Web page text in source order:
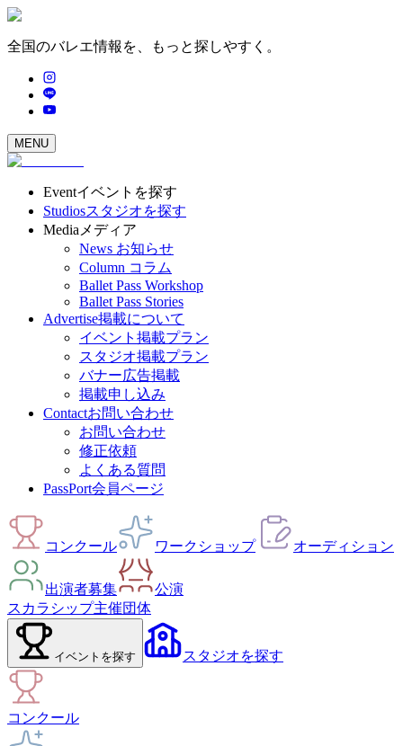
全国のバレエ情報を、もっと探しやすく。
MENU
Eventイベントを探す
Studiosスタジオを探す
Media メディア
News お知らせ
Column コラム
Ballet Pass Workshop
Ballet Pass Stories
Advertise掲載について
イベント掲載プラン
スタジオ掲載プラン
バナー広告掲載
掲載申し込み
Contactお問い合わせ
お問い合わせ
修正依頼
よくある質問
PassPort会員ページ
コンクール ワークショップ オーディション
出演者募集
公演
スカラシップ主催団体
イベント を探す スタジオを探す
コンクール